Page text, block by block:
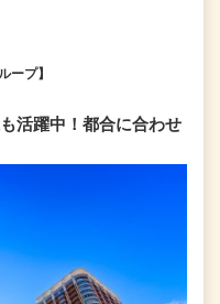
ープ】
活躍中！都合に合わせ